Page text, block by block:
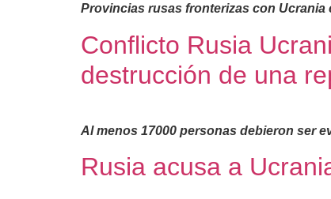
Provincias rusas fronterizas con
Conflicto Rusia
destrucción de una
Al menos 17000 personas debieron ser
Rusia acusa a